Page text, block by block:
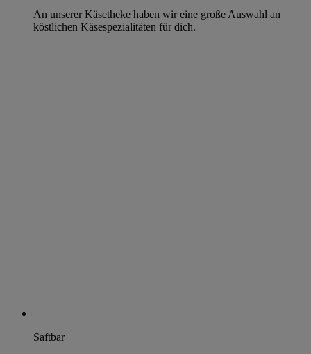
An unserer Käsetheke haben wir eine große Auswahl an
köstlichen Käsespezialitäten für dich.
Saftbar